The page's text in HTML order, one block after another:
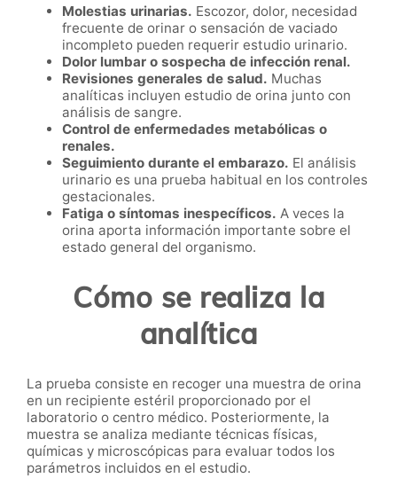
Molestias urinarias. Escozor, dolor, necesidad
frecuente de orinar o sensación de vaciado
incompleto pueden requerir estudio urinario.
Dolor lumbar o sospecha de infección renal.
Revisiones generales de salud. Muchas
analíticas incluyen estudio de orina junto con
análisis de sangre.
Control de enfermedades metabólicas o
renales.
Seguimiento durante el embarazo. El análisis
urinario es una prueba habitual en los controles
gestacionales.
Fatiga o síntomas inespecíficos. A veces la
orina aporta información importante sobre el
estado general del organismo.
Cómo se realiza la
analítica
La prueba consiste en recoger una muestra de orina
en un recipiente estéril proporcionado por el
laboratorio o centro médico. Posteriormente, la
muestra se analiza mediante técnicas físicas,
químicas y microscópicas para evaluar todos los
parámetros incluidos en el estudio.